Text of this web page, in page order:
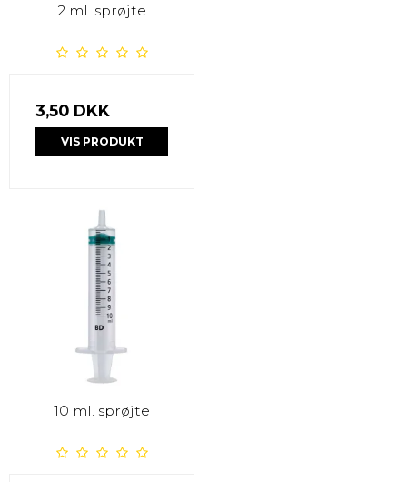
2 ml. sprøjte
3,50 DKK
VIS PRODUKT
10 ml. sprøjte